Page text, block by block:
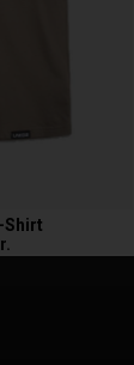
Shirt